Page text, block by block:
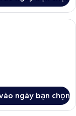
cao cấp, chăn bông,
ngày bạn chọn